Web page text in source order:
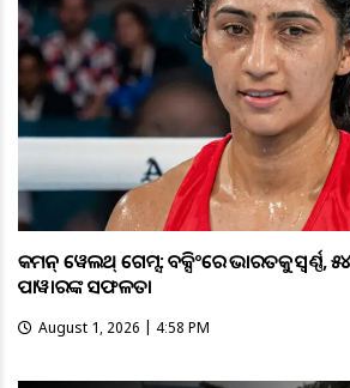
କମନ୍ ୱେଲଥ୍ ଗେମ୍ସ: ବକ୍ସିଂରେ ଭାରତକୁ ସ୍ବର୍ଣ୍ଣ,
ପାୱାରଙ୍କ ସଫଳତା
August 1, 2026 | 4:58 PM